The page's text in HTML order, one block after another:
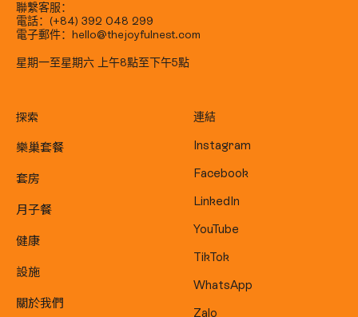
聯繫客服：
電話：(+84) 392 048 299
電子郵件：hello@thejoyfulnest.com
星期一至星期六 上午8點至下午5點
探索
樂巢套餐
套房
月子餐
健康
設施
關於我們
連結
Instagram
Facebook
LinkedIn
YouTube
TikTok
WhatsApp
Zalo